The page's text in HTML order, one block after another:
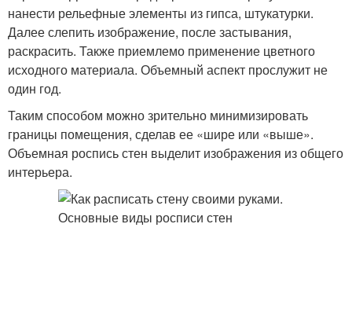
нанести рельефные элементы из гипса, штукатурки.
Далее слепить изображение, после застывания,
раскрасить. Также приемлемо применение цветного
исходного материала. Объемный аспект прослужит не
один год.
Таким способом можно зрительно минимизировать
границы помещения, сделав ее «шире или «выше».
Объемная роспись стен выделит изображения из общего
интерьера.